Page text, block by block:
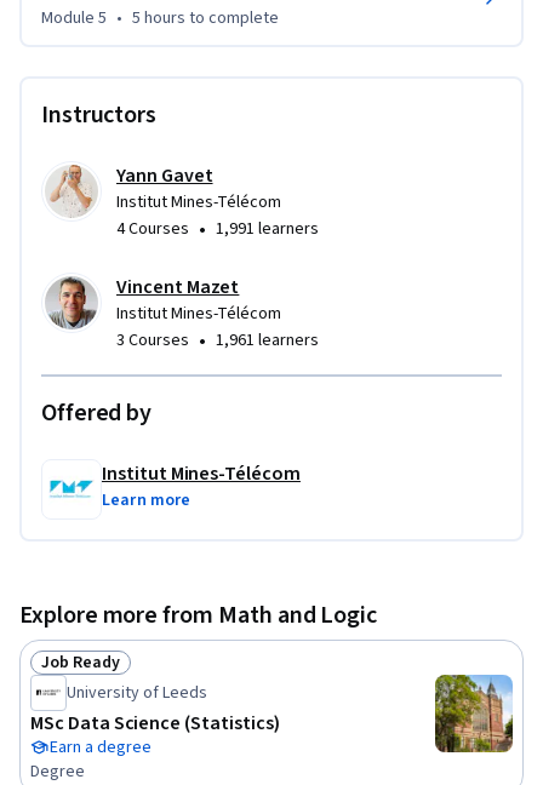
opérateur logique, vectorisation des opérations , définition
Une attestation de suivi avec succès est attribuée par
Coursera aux apprenants réussissant à obtenir une note
Ce cours a été créé avec le soutien de la Fondation Patrick &
Module 5 • 5 hours to complete
Instructors
Yann Gavet
Institut Mines-Télécom
4 Courses • 1,991 learners
Vincent Mazet
Institut Mines-Télécom
3 Courses • 1,961 learners
Offered by
Institut Mines-Télécom
Learn more
Explore more from Math and Logic
Status: Job Ready
Job Ready
University of Leeds
MSc Data Science (Statistics)
Earn a degree
Degree